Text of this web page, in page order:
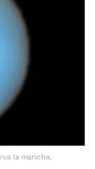
la mancha.